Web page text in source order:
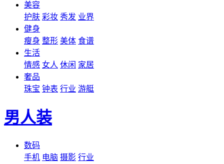
美容
护肤 彩妆 秀发 业界
健身
瘦身 整形 美体 食谱
生活
情感 女人 休闲 家居
奢品
珠宝 钟表 行业 游艇
男人装
数码
手机 电脑 摄影 行业